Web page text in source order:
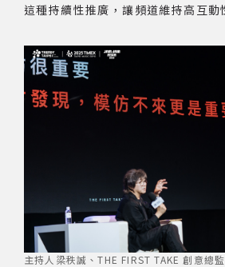
這種持續性推廣，讓頻道維持高互動
主持人梁秩誠、THE FIRST TAKE 創意總